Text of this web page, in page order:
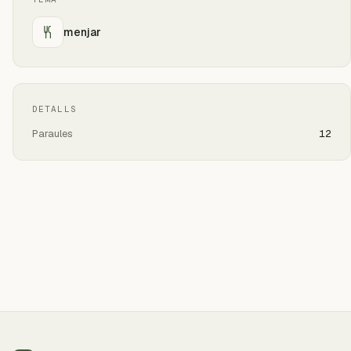
menjar
DETALLS
Paraules 12